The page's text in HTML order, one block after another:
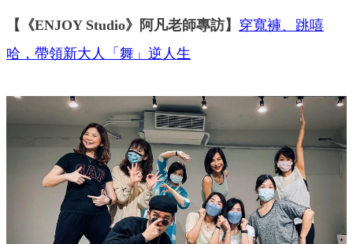
【《ENJOY Studio》阿凡老師專訪】 穿寬褲、跳嘻
哈，帶領新大人「舞」逆人生